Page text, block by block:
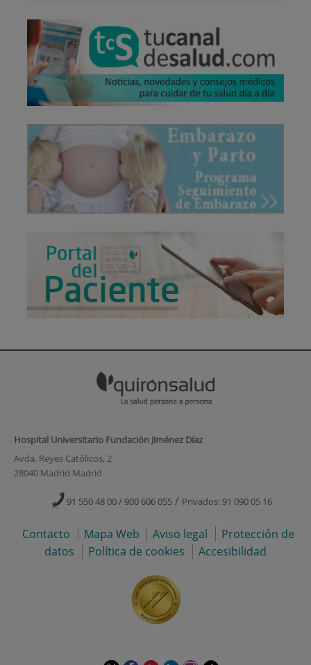
Hospital Universitario Fundación Jiménez Díaz
Avda. Reyes Católicos, 2
28040 Madrid Madrid
91 550 48 00 / 900 606 055 / Privados: 91 090 05 16
Contacto Mapa Web Aviso legal
Protección de
datos
Política de cookies Accesibilidad